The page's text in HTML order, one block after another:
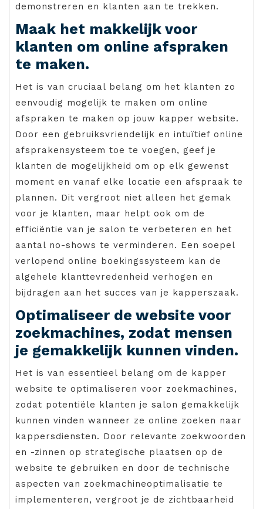
demonstreren en klanten aan te trekken.
Maak het makkelijk voor
klanten om online afspraken
te maken.
Het is van cruciaal belang om het klanten zo
eenvoudig mogelijk te maken om online
afspraken te maken op jouw kapper website.
Door een gebruiksvriendelijk en intuïtief online
afsprakensysteem toe te voegen, geef je
klanten de mogelijkheid om op elk gewenst
moment en vanaf elke locatie een afspraak te
plannen. Dit vergroot niet alleen het gemak
voor je klanten, maar helpt ook om de
efficiëntie van je salon te verbeteren en het
aantal no-shows te verminderen. Een soepel
verlopend online boekingssysteem kan de
algehele klanttevredenheid verhogen en
bijdragen aan het succes van je kapperszaak.
Optimaliseer de website voor
zoekmachines, zodat mensen
je gemakkelijk kunnen vinden.
Het is van essentieel belang om de kapper
website te optimaliseren voor zoekmachines,
zodat potentiële klanten je salon gemakkelijk
kunnen vinden wanneer ze online zoeken naar
kappersdiensten. Door relevante zoekwoorden
en -zinnen op strategische plaatsen op de
website te gebruiken en door de technische
aspecten van zoekmachineoptimalisatie te
implementeren, vergroot je de zichtbaarheid